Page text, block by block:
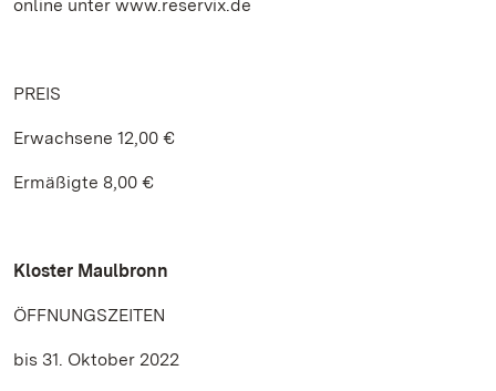
online unter www.reservix.de
PREIS
Erwachsene 12,00 €
Ermäßigte 8,00 €
Kloster Maulbronn
ÖFFNUNGSZEITEN
bis 31. Oktober 2022